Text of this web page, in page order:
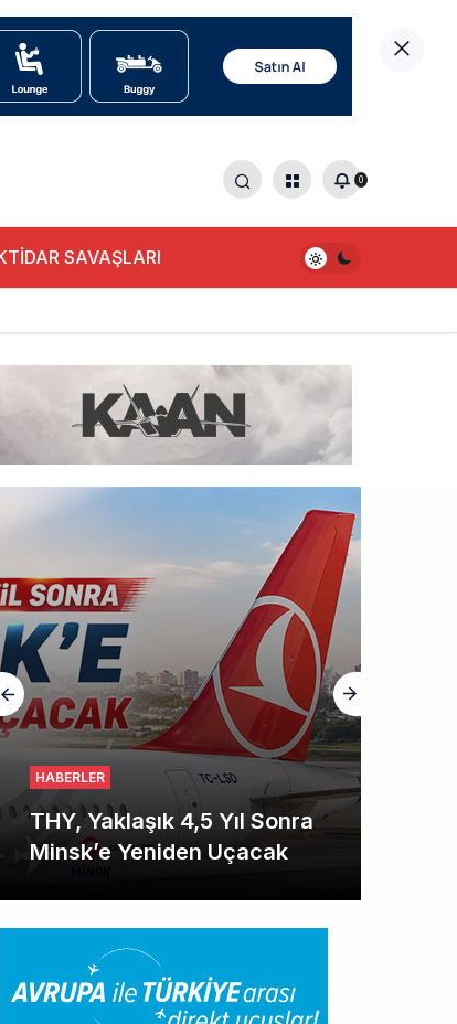
0
SAVAŞLARI
HABERLER
THY, Yaklaşık 4,5 Yıl Sonra
Minsk’e Yeniden Uçacak